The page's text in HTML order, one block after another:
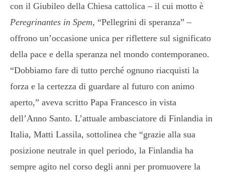
con il Giubileo della Chiesa cattolica – il cui motto è
Peregrinantes in Spem, “Pellegrini di speranza” –
offrono un’occasione unica per riflettere sul significato
della pace e della speranza nel mondo contemporaneo.
“Dobbiamo fare di tutto perché ognuno riacquisti la
forza e la certezza di guardare al futuro con animo
aperto,” aveva scritto Papa Francesco in vista
dell’Anno Santo. L’attuale ambasciatore di Finlandia in
Italia, Matti Lassila, sottolinea che “grazie alla sua
posizione neutrale in quel periodo, la Finlandia ha
sempre agito nel corso degli anni per promuovere la